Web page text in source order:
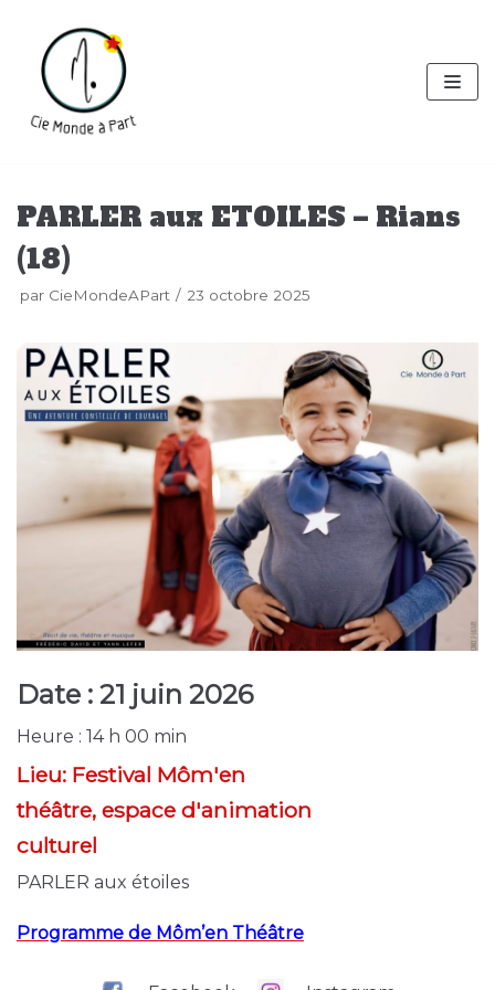
au
contenu
PARLER aux ETOILES – Rians
(18)
par CieMondeAPart 23 octobre 2025
Date : 21 juin 2026
Heure : 14 h 00 min
Lieu: Festival Môm'en
théâtre, espace d'animation
culturel
PARLER aux étoiles
Programme de Môm’en Théâtre